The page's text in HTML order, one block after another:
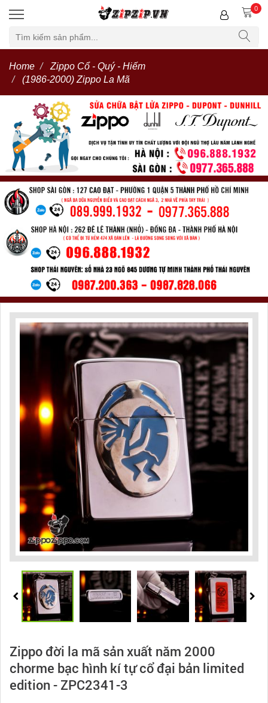
0
Home
Zippo Cổ - Quý - Hiếm
(1986-2000) Zippo La Mã
Zippo đời la mã sản xuất năm 2000
chorme bạc hình kí tự cổ đại bản limited
edition - ZPC2341-3